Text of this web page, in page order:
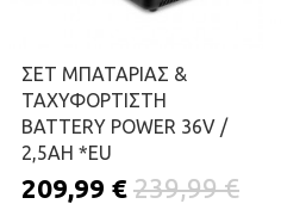
ΣΕΤ ΜΠΑΤΑΡΙΑΣ &
ΤΑΧΥΦΟΡΤΙΣΤΗ
BATTERY POWER 36V /
2,5AH *EU
239,99 €
209,99 €